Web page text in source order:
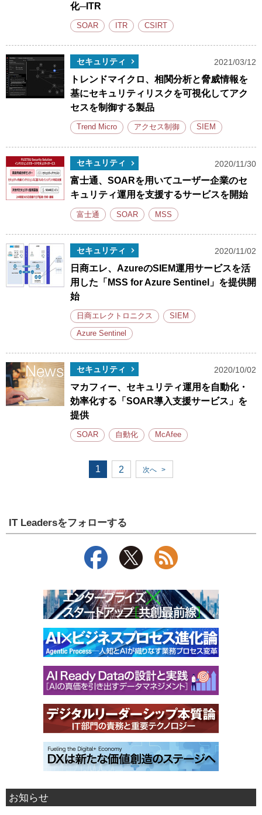
化─ITR
SOAR ITR CSIRT
セキュリティ 2021/03/12
トレンドマイクロ、相関分析と脅威情報を
基にセキュリティリスクを可視化してアク
セスを制御する製品
Trend Micro アクセス制御 SIEM
セキュリティ 2020/11/30
富士通、SOARを用いてユーザー企業のセ
キュリティ運用を支援するサービスを開始
富士通 SOAR MSS
セキュリティ 2020/11/02
日商エレ、AzureのSIEM運用サービスを活
用した「MSS for Azure Sentinel」を提供開
始
日商エレクトロニクス SIEM
Azure Sentinel
セキュリティ 2020/10/02
マカフィー、セキュリティ運用を自動化・
効率化する「SOAR導入支援サービス」を
提供
SOAR 自動化 McAfee
1 2 次へ >
IT Leadersをフォローする
お知らせ